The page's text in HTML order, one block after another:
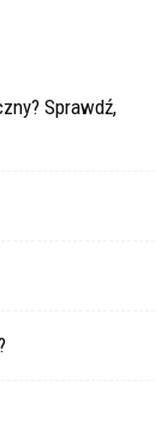
Sprawdź,